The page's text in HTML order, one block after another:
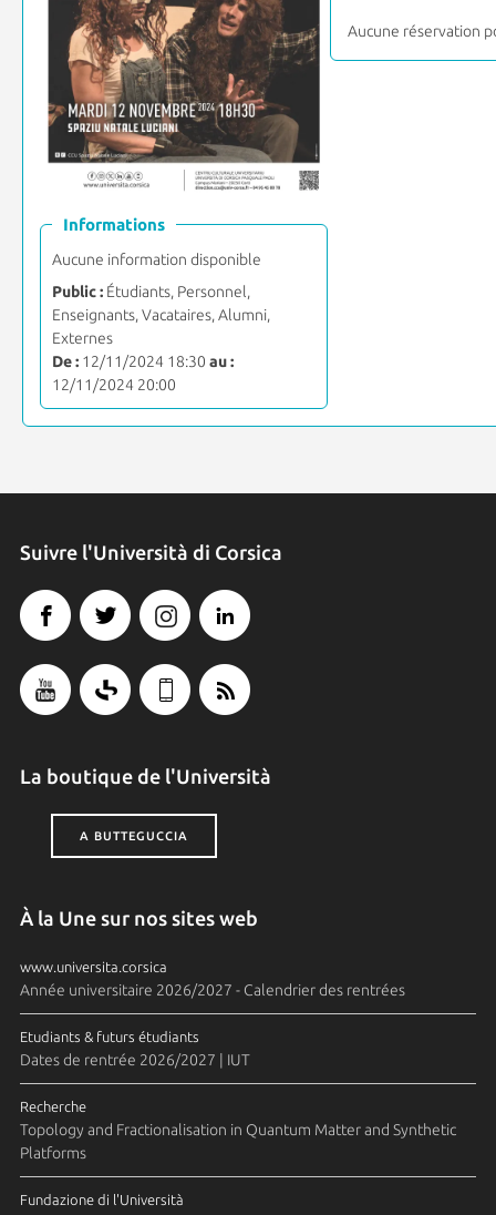
Informations
Aucune information disponible
Public :Étudiants, Personnel,
Enseignants, Vacataires, Alumni,
Externes
De :12/11/2024 18:30 au :
12/11/2024 20:00
Aucune réservation
Suivre l'Università di Corsica
La boutique de l'Università
A BUTTEGUCCIA
À la Une sur nos sites web
www.universita.corsica
Année universitaire 2026/2027 - Calendrier des rentrées
Etudiants & futurs étudiants
Dates de rentrée 2026/2027 | IUT
Recherche
Topology and Fractionalisation in Quantum Matter and Synthetic
Platforms
Fundazione di l'Università